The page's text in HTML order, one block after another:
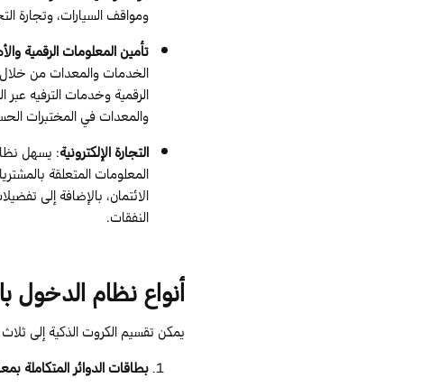
ومواقف السيارات، وتجارة
تأمين المعلومات الرقمية
الخدمات والمعدات من
الرقمية وخدمات الترفيه
والمعدات في المختبرات
التجارة الإلكترونية:يسهل
المعلومات المتعلقة
الائتمان، بالإضافة إلى
النفقات.
أنواعنظام الدخول
يمكن تقسيم الكروت الذكية إلى
بطاقات الدوائر المتكاملة